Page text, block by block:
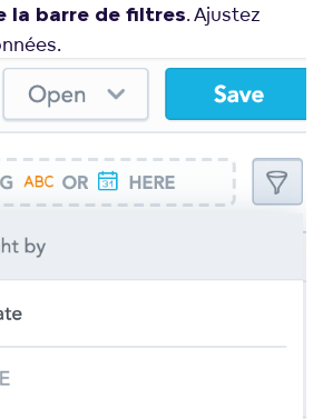
la barre de filtres. Ajustez